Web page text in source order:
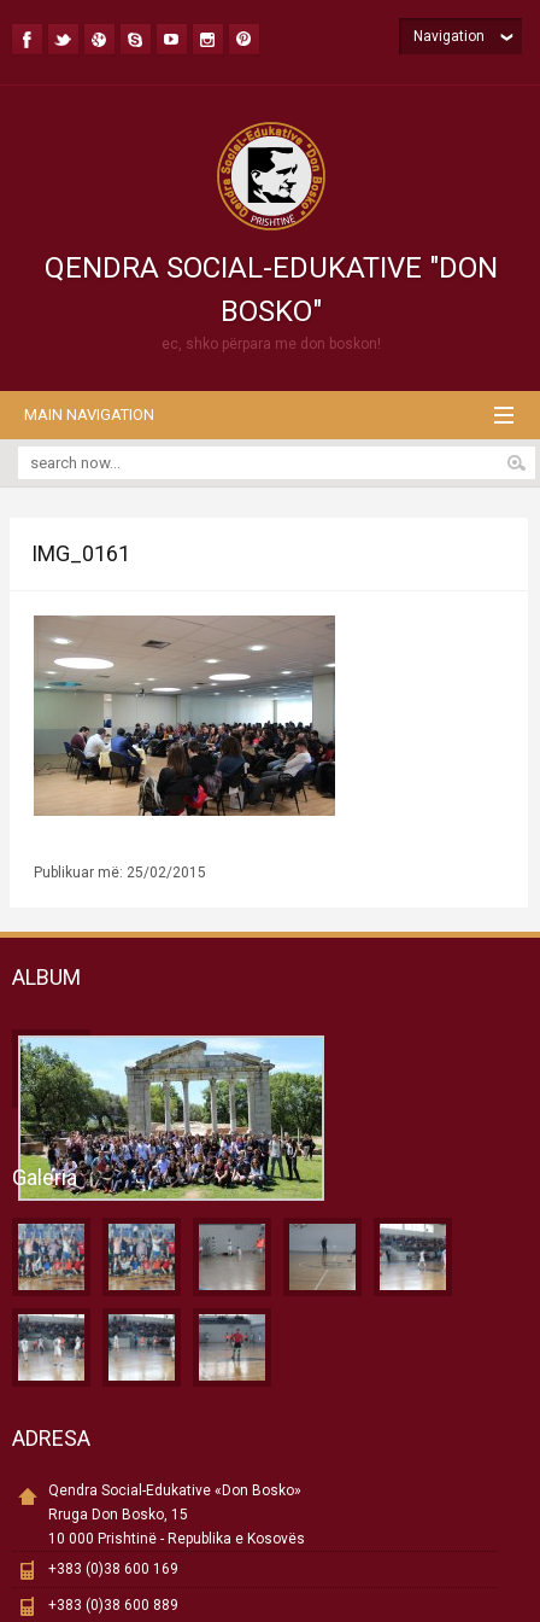
QENDRA SOCIAL-EDUKATIVE "DON
BOSKO"
ec, shko përpara me don boskon!
Navigation
MAIN NAVIGATION
IMG_0161
Publikuar më: 25/02/2015
ALBUM
Galeria
ADRESA
Qendra Social-Edukative «Don Bosko»
Rruga Don Bosko, 15
10 000 Prishtinë - Republika e Kosovës
+383 (0)38 600 169
+383 (0)38 600 889